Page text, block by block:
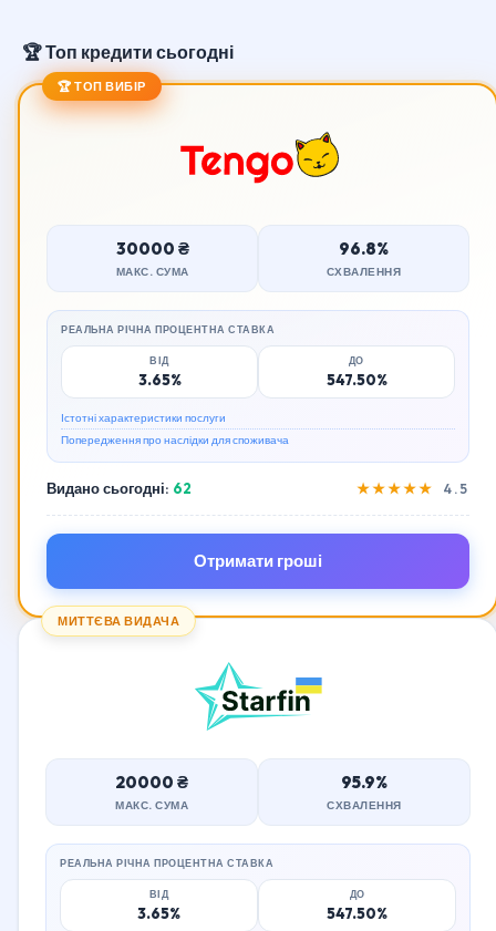
🏆 Топ кредити сьогодні
🏆 ТОП ВИБІР
30000 ₴
МАКС. СУМА
96.8%
СХВАЛЕННЯ
РЕАЛЬНА РІЧНА ПРОЦЕНТНА СТАВКА
ВІД
3.65%
ДО
547.50%
Істотні характеристики послуги
Попередження про наслідки для споживача
Видано сьогодні: 62 ★★★★★ 4.5
Отримати гроші
МИТТЄВА ВИДАЧА
20000 ₴
МАКС. СУМА
95.9%
СХВАЛЕННЯ
РЕАЛЬНА РІЧНА ПРОЦЕНТНА СТАВКА
ВІД
3.65%
ДО
547.50%